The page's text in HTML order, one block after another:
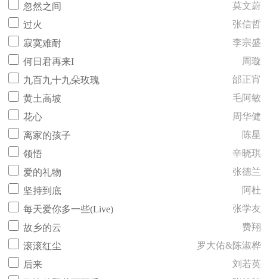
忽然之间
莫文蔚
过火
张信哲
寂寞难耐
李宗盛
何日君再来I
周璇
九百九十九朵玫瑰
邰正宵
黄土高坡
毛阿敏
花心
周华健
离家的孩子
陈星
领悟
辛晓琪
爱的礼物
张德兰
坚持到底
阿杜
每天爱你多一些(Live)
张学友
故乡的云
费翔
滚滚红尘
罗大佑&陈淑桦
后来
刘若英